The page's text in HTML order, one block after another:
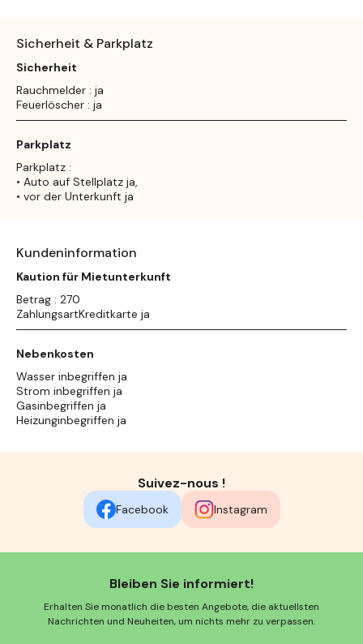
Sicherheit & Parkplatz
Sicherheit
Rauchmelder : ja
Feuerlöscher : ja
Parkplatz
Parkplatz :
• Auto auf Stellplatz ja,
• vor der Unterkunft ja
Kundeninformation
Kaution für Mietunterkunft
Betrag : 270
ZahlungsartKreditkarte ja
Nebenkosten
Wasser inbegriffen ja
Strom inbegriffen ja
Gasinbegriffen ja
Heizunginbegriffen ja
Suivez-nous !
Facebook Instagram
Bleiben Sie informiert!
Erhalten Sie monatlich die besten Angebote, die aktuellsten
Nachrichten und Neuheiten, um nichts mehr zu verpassen.